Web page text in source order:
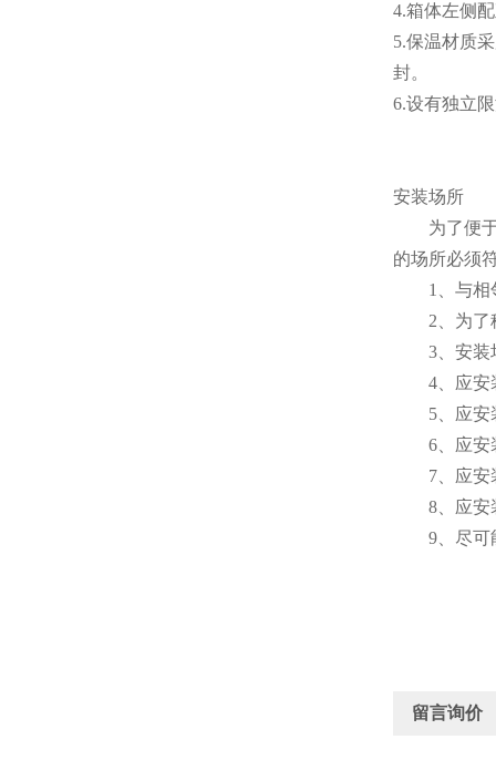
4.箱体左侧
5.保温材质
封。
6.设有独立
安装场所
为了便于
的场所必须
1、与相邻
2、为了稳
3、安装场
4、应安装
5、应安装
6、应安
7、应安装
8、应安
9、尽可能
留言询价